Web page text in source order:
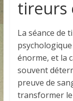
tireurs
La séance de
énorme, et la
souvent
preuve de
transformer